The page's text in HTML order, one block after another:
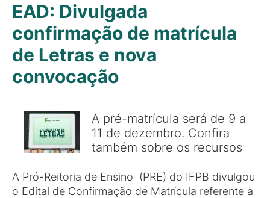
EAD: Divulgada
confirmação de matrícula
de Letras e nova
convocação
A pré-matrícula será de 9 a
11 de dezembro. Confira
também sobre os recursos
A Pró-Reitoria de Ensino (PRE) do IFPB divulgou
o Edital de Confirmação de Matrícula referente à